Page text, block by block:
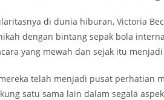
di dunia hiburan, Victoria
dengan bintang sepak bola
yang mewah dan sejak itu
telah menjadi pusat perhatian
satu sama lain dalam segala